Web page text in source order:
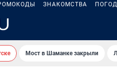
ЗНАКОМСТВА
Мост в Шаманке закрыли